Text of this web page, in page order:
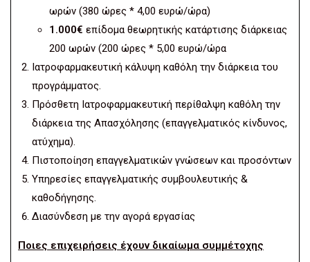
ωρών (380 ώρες * 4,00 ευρώ/ώρα)
1.000€ επίδομα θεωρητικής κατάρτισης διάρκειας
200 ωρών (200 ώρες * 5,00 ευρώ/ώρα
Ιατροφαρμακευτική κάλυψη καθόλη την διάρκεια του
προγράμματος.
Πρόσθετη Ιατροφαρμακευτική περίθαλψη καθόλη την
διάρκεια της Απασχόλησης (επαγγελματικός κίνδυνος,
ατύχημα).
Πιστοποίηση επαγγελματικών γνώσεων και προσόντων
Υπηρεσίες επαγγελματικής συμβουλευτικής &
καθοδήγησης.
Διασύνδεση με την αγορά εργασίας
Ποιες επιχειρήσεις έχουν δικαίωμα συμμέτοχης